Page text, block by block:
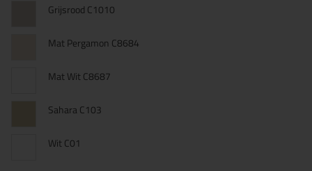
Grijsrood C1010
Mat Pergamon C8684
Mat Wit C8687
Sahara C103
Wit C01